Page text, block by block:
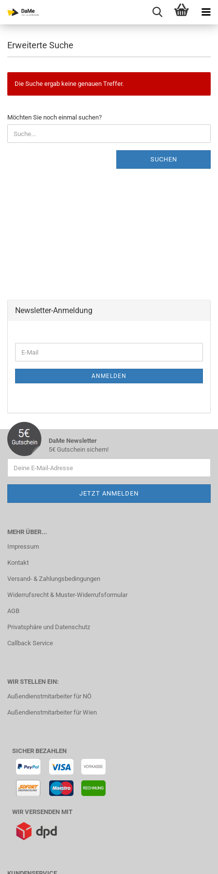
Erweiterte Suche
Die Suche ergab keine genauen Treffer.
MÖCHTEN
SIE
NOCH
EINMAL
Möchten Sie noch einmal suchen?
SUCHEN
Newsletter-Anmeldung
ZUR
E-
Mail
ANMELDEN
DaMe Newsletter
5€ Gutschein sichern!
MEHR ÜBER...
Impressum
Kontakt
Versand- & Zahlungsbedingungen
Widerrufsrecht & Muster-Widerrufsformular
AGB
Privatsphäre und Datenschutz
Callback Service
WIR STELLEN EIN:
Außendienstmitarbeiter für NÖ
Außendienstmitarbeiter für Wien
SICHER BEZAHLEN
WIR VERSENDEN MIT